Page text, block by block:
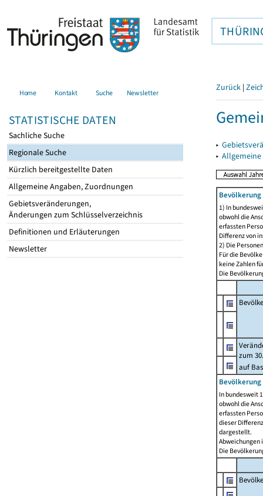
Home Kontakt Suche Newsletter
STATISTISCHE DATEN
Sachliche Suche
Regionale Suche
Kürzlich bereitgestellte Daten
Allgemeine Angaben, Zuordnungen
Gebietsveränderungen,
Änderungen zum Schlüsselverzeichnis
Definitionen und Erläuterungen
Newsletter
Zurück |
▸
▸
1) In
obwohl die
erfassten
Differenz von
2) Die
Für die
keine Zahlen
Die
zum
auf
Bevölkerung
In bundesweit
obwohl die
erfassten
dieser
dargestellt.
Abweichungen
Die